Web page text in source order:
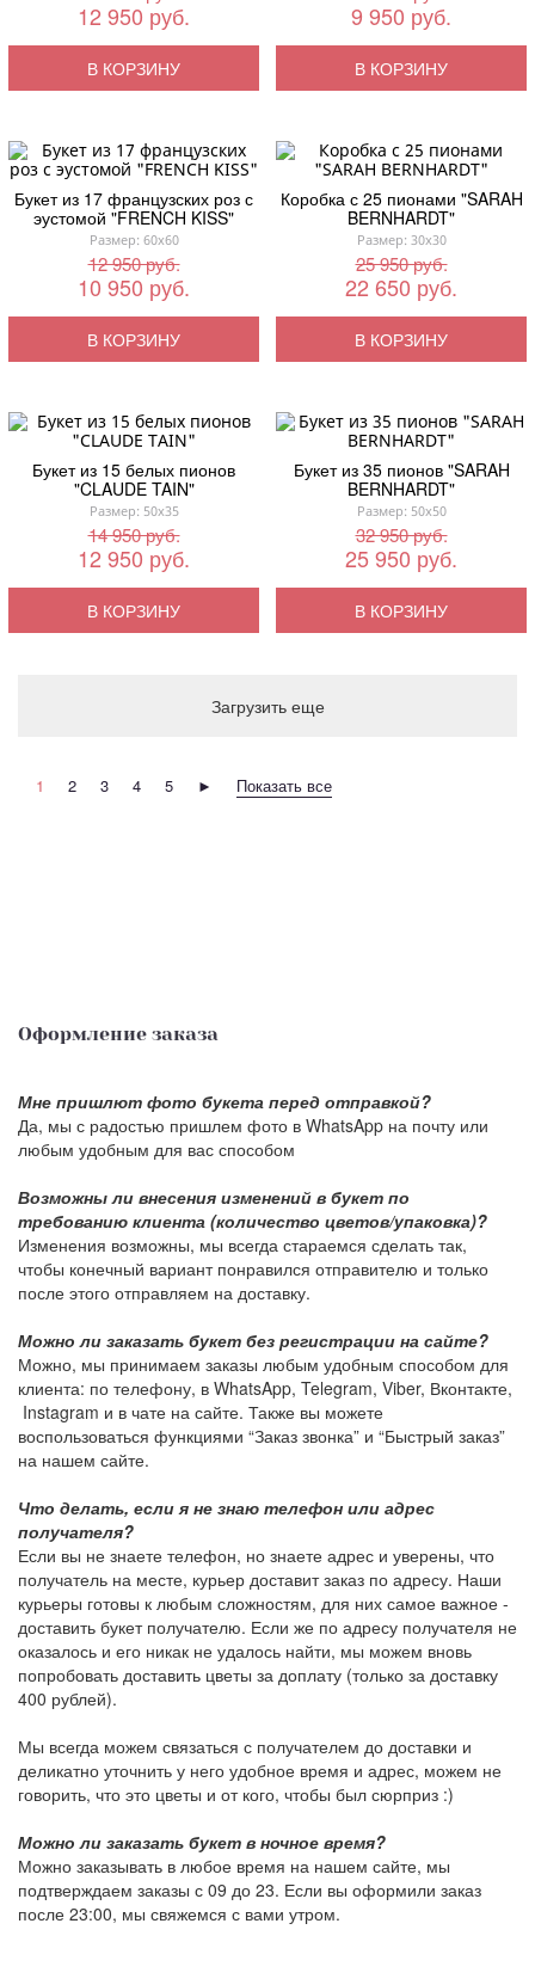
12 950 руб.
В КОРЗИНУ
9 950 руб.
В КОРЗИНУ
Букет из 17 французских роз с
эустомой "FRENCH KISS"
Размер: 60x60
12 950 руб.
10 950 руб.
В КОРЗИНУ
Коробка с 25 пионами "SARAH
BERNHARDT"
Размер: 30x30
25 950 руб.
22 650 руб.
В КОРЗИНУ
Букет из 15 белых пионов
"CLAUDE TAIN"
Размер: 50x35
14 950 руб.
12 950 руб.
В КОРЗИНУ
Букет из 35 пионов "SARAH
BERNHARDT"
Размер: 50x50
32 950 руб.
25 950 руб.
В КОРЗИНУ
Загрузить еще
1 2 3 4 5 ► Показать все
Оформление заказа
Мне пришлют фото букета перед отправкой?
Да, мы с радостью пришлем фото в WhatsApp на почту или
любым удобным для вас способом
Возможны ли внесения изменений в букет по
требованию клиента (количество цветов/упаковка)?
Изменения возможны, мы всегда стараемся сделать так,
чтобы конечный вариант понравился отправителю и только
после этого отправляем на доставку.
Можно ли заказать букет без регистрации на сайте?
Можно, мы принимаем заказы любым удобным способом для
клиента: по телефону, в WhatsApp, Telegram, Viber, Вконтакте,
Instagram и в чате на сайте. Также вы можете
воспользоваться функциями “Заказ звонка” и “Быстрый заказ”
на нашем сайте.
Что делать, если я не знаю телефон или адрес
получателя?
Если вы не знаете телефон, но знаете адрес и уверены, что
получатель на месте, курьер доставит заказ по адресу. Наши
курьеры готовы к любым сложностям, для них самое важное -
доставить букет получателю. Если же по адресу получателя не
оказалось и его никак не удалось найти, мы можем вновь
попробовать доставить цветы за доплату (только за доставку
400 рублей).
Мы всегда можем связаться с получателем до доставки и
деликатно уточнить у него удобное время и адрес, можем не
говорить, что это цветы и от кого, чтобы был сюрприз :)
Можно ли заказать букет в ночное время?
Можно заказывать в любое время на нашем сайте, мы
подтверждаем заказы с 09 до 23. Если вы оформили заказ
после 23:00, мы свяжемся с вами утром.